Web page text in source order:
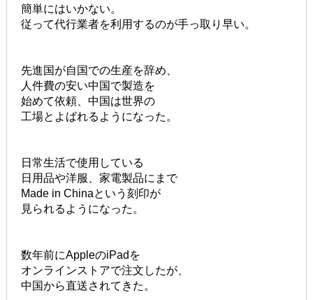
簡単にはいかない。
従って代行業者を利用するのが手っ取り早い。
先進国が自国での生産を辞め、
人件費の安い中国で製造を
始めて依頼、中国は世界の
工場とよばれるようになった。
日常生活で使用している
日用品や洋服、家電製品にまで
Made in Chinaという刻印が
見られるようになった。
数年前にAppleのiPadを
オンラインストアで注文したが、
中国から直送されてきた。